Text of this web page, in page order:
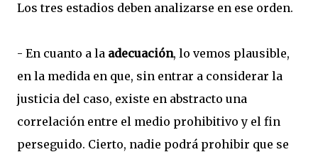
Los tres estadios deben analizarse en ese orden.
- En cuanto a la adecuación, lo vemos plausible,
en la medida en que, sin entrar a considerar la
justicia del caso, existe en abstracto una
correlación entre el medio prohibitivo y el fin
perseguido. Cierto, nadie podrá prohibir que se